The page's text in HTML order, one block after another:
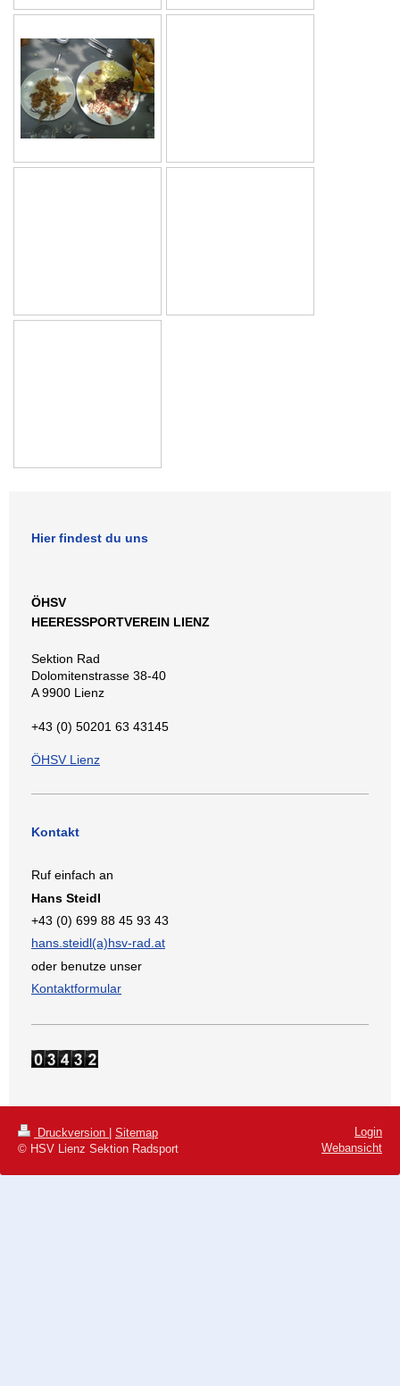
Hier findest du uns
ÖHSV
HEERESSPORTVEREIN LIENZ
Sektion Rad
Dolomitenstrasse 38-40
A 9900 Lienz
+43 (0) 50201 63 43145
ÖHSV Lienz
Kontakt
Ruf einfach an
Hans Steidl
+43 (0) 699 88 45 93 43
hans.steidl(a)hsv-rad.at
oder benutze unser
Kontaktformular
Druckversion | Sitemap
© HSV Lienz Sektion Radsport
Login
Webansicht